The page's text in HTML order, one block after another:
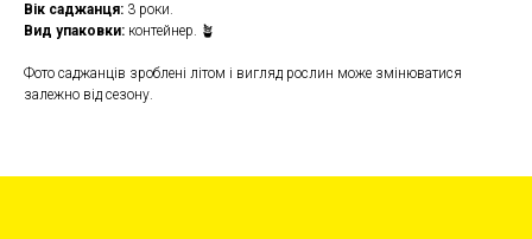
Вік саджанця: 3 роки.
Вид упаковки: контейнер. 🪴
Фото саджанців зроблені літом і вигляд рослин може змінюватися
залежно від сезону.